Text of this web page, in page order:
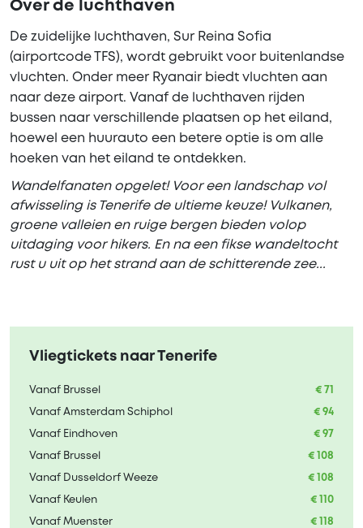
Over de luchthaven
De zuidelijke luchthaven, Sur Reina Sofia
(airportcode TFS), wordt gebruikt voor buitenlandse
vluchten. Onder meer Ryanair biedt vluchten aan
naar deze airport. Vanaf de luchthaven rijden
bussen naar verschillende plaatsen op het eiland,
hoewel een huurauto een betere optie is om alle
hoeken van het eiland te ontdekken.
Wandelfanaten opgelet! Voor een landschap vol
afwisseling is Tenerife de ultieme keuze! Vulkanen,
groene valleien en ruige bergen bieden volop
uitdaging voor hikers. En na een fikse wandeltocht
rust u uit op het strand aan de schitterende zee...
Vliegtickets naar Tenerife
Vanaf Brussel € 71
Vanaf Amsterdam Schiphol € 94
Vanaf Eindhoven € 97
Vanaf Brussel € 108
Vanaf Dusseldorf Weeze € 108
Vanaf Keulen € 110
Vanaf Muenster € 118